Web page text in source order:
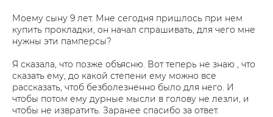
Моему сыну 9 лет. Мне сегодня пришлось при нем
купить прокладки, он начал спрашивать, для чего мне
нужны эти памперсы?
Я сказала, что позже объясню. Вот теперь не знаю , что
сказать ему, до какой степени ему можно все
рассказать, чтоб безболезненно было для него. И
чтобы потом ему дурные мысли в голову не лезли, и
чтобы не извратить. Заранее спасибо за ответ.